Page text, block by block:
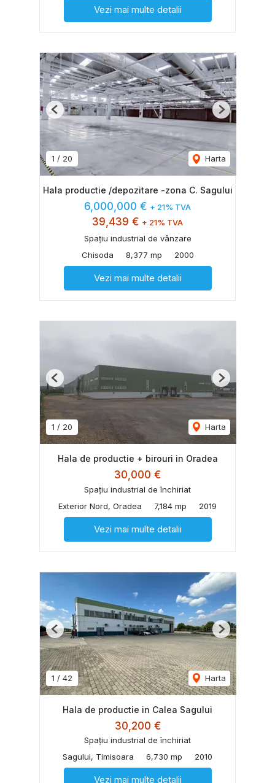
Vezi mai multe detalii
1 / 20 Harta
Previous Next
Hala productie /depozitare -zona C. Sagului
6,000,000 € + 21% TVA
39,439 € + 21% TVA
Spațiu industrial de vânzare
Chisoda
8,377 mp 2000
Vezi mai multe detalii
1 / 20 Harta
Previous Next
Hala de productie + birouri in Oradea
30,000 €
Spațiu industrial de închiriat
Exterior Nord, Oradea
7,184 mp 2019
Vezi mai multe detalii
1 / 42 Harta
Previous Next
Hala de productie in Calea Sagului
30,200 €
Spațiu industrial de închiriat
Sagului, Timisoara
6,730 mp 2010
Vezi mai multe detalii